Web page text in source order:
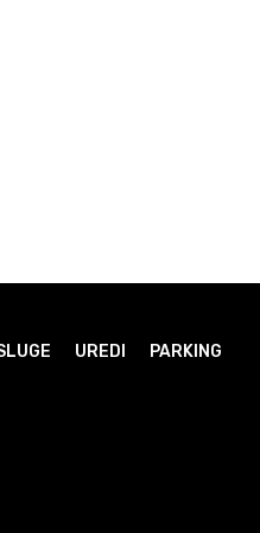
UREDI PARKING